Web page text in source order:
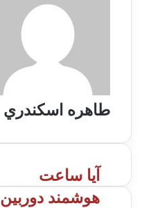
طاهره اسكندري
آیا ساعت
هوشمند دوربین